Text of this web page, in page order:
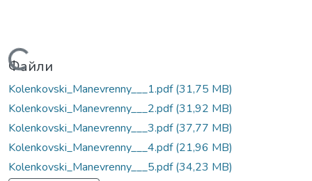
Вантажиться...
Файли
Kolenkovski_Manevrenny___1.pdf(31,75 MB)
Kolenkovski_Manevrenny___2.pdf(31,92 MB)
Kolenkovski_Manevrenny___3.pdf(37,77 MB)
Kolenkovski_Manevrenny___4.pdf(21,96 MB)
Kolenkovski_Manevrenny___5.pdf(34,23 MB)